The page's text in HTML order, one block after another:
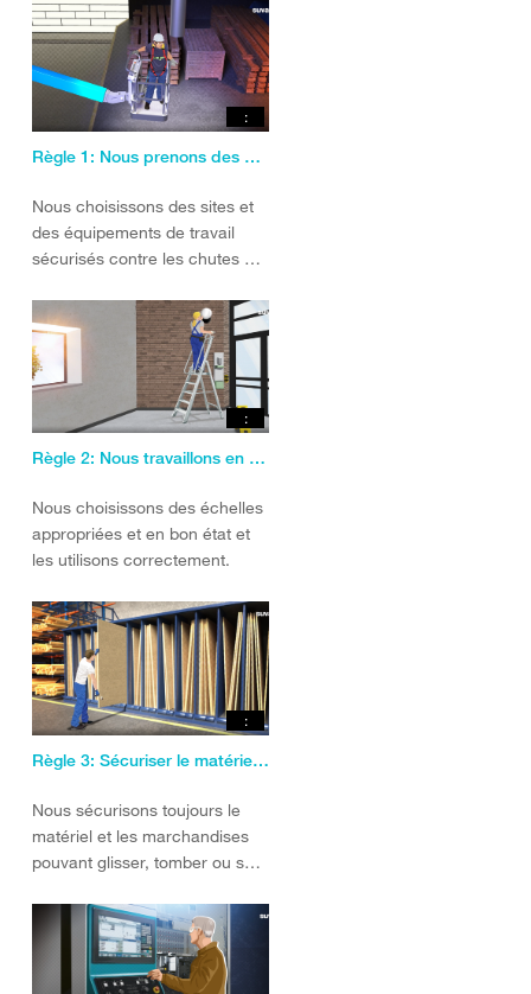
:
Règle 1: Nous prenons des mesures pour éviter les chutes
Nous choisissons des sites et
des équipements de travail
sécurisés contre les chutes et
:
Règle 2: Nous travaillons en toute sécurité avec les échelles
Nous choisissons des échelles
appropriées et en bon état et
les utilisons correctement.
:
Règle 3: Sécuriser le matériel et les marchandises
Nous sécurisons toujours le
matériel et les marchandises
pouvant glisser, tomber ou se